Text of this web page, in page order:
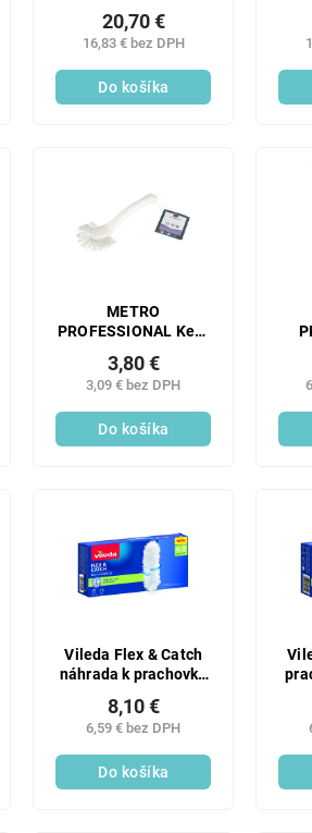
HACCP modrá 1 ks
16,83 € bez DPH
20,70 €
Do košíka
METRO
PROFESSIONAL Kefa
3,09 € bez DPH
3,80 €
Do košíka
Vileda Flex & Catch
náhrada k prachovke
6,59 € bez DPH
8,10 €
Do košíka